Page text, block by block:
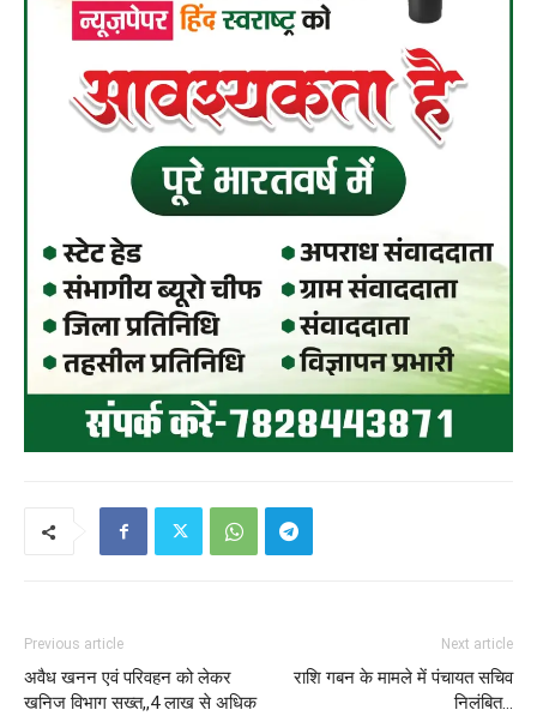
Previous article
अवैध खनन एवं परिवहन को लेकर
खनिज विभाग सख्त,,4 लाख से अधिक
Next article
राशि गबन के मामले में पंचायत सचिव
निलंबित…